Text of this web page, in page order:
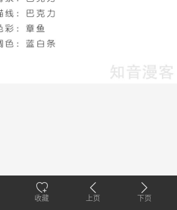
收藏 上页 下页